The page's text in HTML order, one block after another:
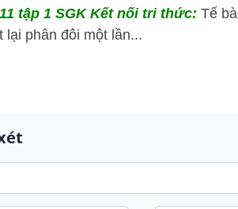
tập 1 SGK Kết nối tri thức: Tế
phân đôi một lần...